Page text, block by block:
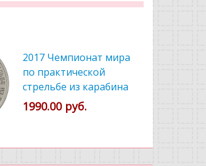
2017 Чемпионат мира
по практической
стрельбе из карабина
1990.00 руб.